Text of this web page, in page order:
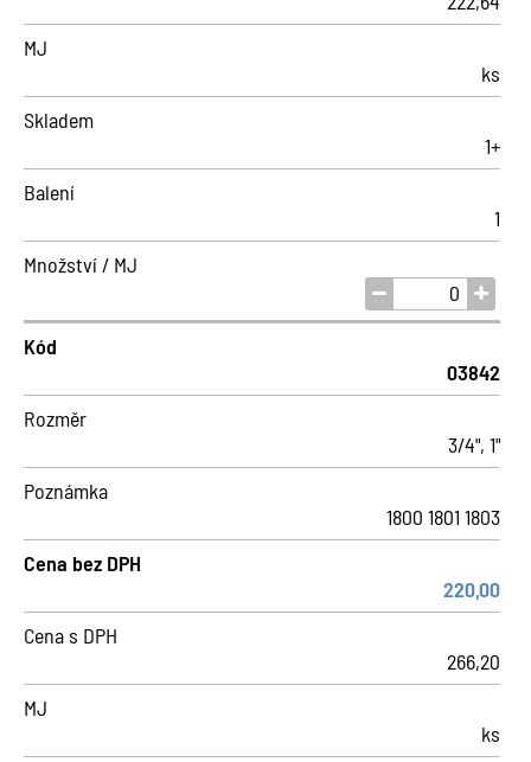
MJ
ks
Skladem
1+
Balení
1
Množství / MJ
Kód
03842
Rozměr
3/4", 1"
Poznámka
1800 1801 1803
Cena bez DPH
220,00
Cena s DPH
266,20
MJ
ks